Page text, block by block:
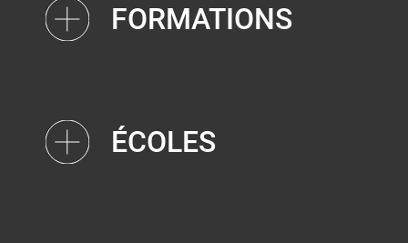
FORMATIONS
ÉCOLES